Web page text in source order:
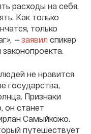
расходы на себя.
Как только
только
— заявил спикер
не нравится
государства,
Признаки
он станет
Самыйкожо.
путешествует